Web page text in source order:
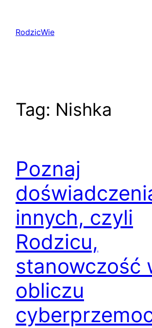
treściRodzicWie
Tag: Nishka
Poznaj
innych, czyli
Rodzicu,
stanowczość
obliczu